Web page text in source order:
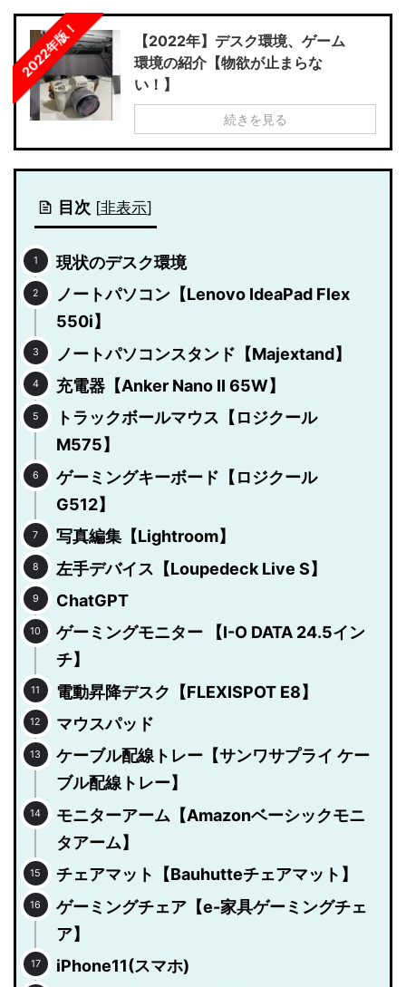
2022年版！
【2022年】デスク環境、ゲーム
環境の紹介【物欲が止まらな
い！】
続きを見る
目次 [非表示]
現状のデスク環境
ノートパソコン【Lenovo IdeaPad Flex
550i】
ノートパソコンスタンド【Majextand】
充電器【Anker Nano II 65W】
トラックボールマウス【ロジクール
M575】
ゲーミングキーボード【ロジクール
G512】
写真編集【Lightroom】
左手デバイス【Loupedeck Live S】
ChatGPT
ゲーミングモニター 【I-O DATA 24.5イン
チ】
電動昇降デスク【FLEXISPOT E8】
マウスパッド
ケーブル配線トレー【サンワサプライ ケー
ブル配線トレー】
モニターアーム【Amazonベーシックモニ
タアーム】
チェアマット【Bauhutteチェアマット】
ゲーミングチェア【e-家具ゲーミングチェ
ア】
iPhone11(スマホ)